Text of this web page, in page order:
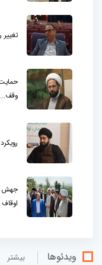
وقف...
جهش
ویدئوها بيشتر